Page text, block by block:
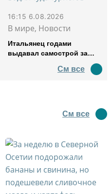
16:15 6.08.2026
В мире, Новости
Итальянец годами
выдавал самострой за
водил туда туристов
См все
См все